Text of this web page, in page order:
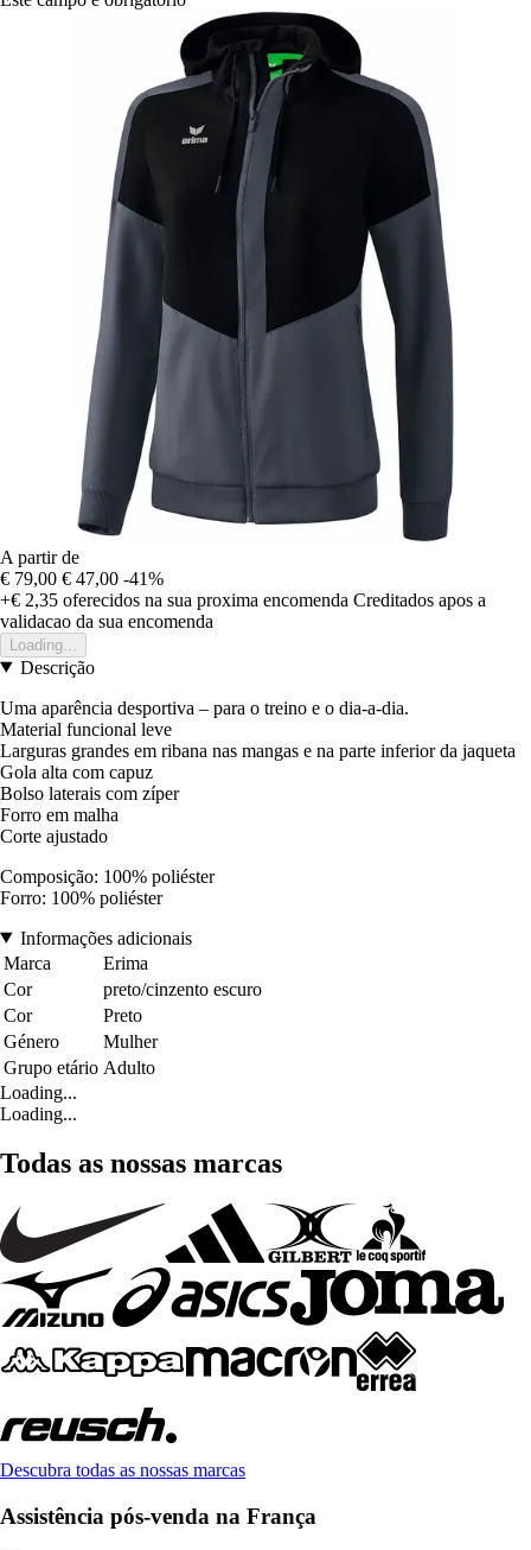
A partir de
€ 79,00 € 47,00 -41%
+€ 2,35 oferecidos na sua proxima encomenda Creditados apos a
validacao da sua encomenda
Loading...
Descrição
Uma aparência desportiva – para o treino e o dia-a-dia.
Material funcional leve
Larguras grandes em ribana nas mangas e na parte inferior da jaqueta
Gola alta com capuz
Bolso laterais com zíper
Forro em malha
Corte ajustado
Composição: 100% poliéster
Forro: 100% poliéster
Informações adicionais
Marca
Erima
Cor
preto/cinzento escuro
Cor
Preto
Género
Mulher
Grupo etário Adulto
Loading...
Loading...
Todas as nossas marcas
Descubra todas as nossas marcas
Assistência pós-venda na França